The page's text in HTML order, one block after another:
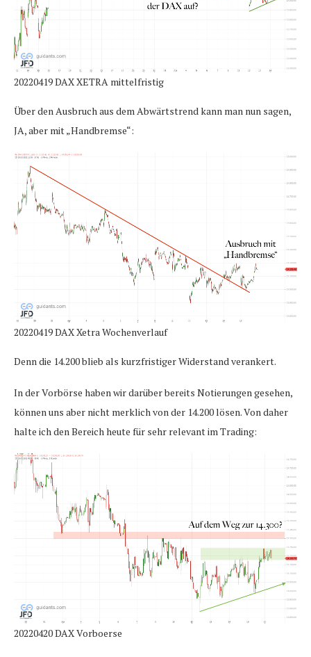
20220419 DAX XETRA mittelfristig
Über den Ausbruch aus dem Abwärtstrend kann man nun sagen,
JA, aber mit „Handbremse“:
20220419 DAX Xetra Wochenverlauf
Denn die 14.200 blieb als kurzfristiger Widerstand verankert.
In der Vorbörse haben wir darüber bereits Notierungen gesehen,
können uns aber nicht merklich von der 14.200 lösen. Von daher
halte ich den Bereich heute für sehr relevant im Trading:
20220420 DAX Vorboerse